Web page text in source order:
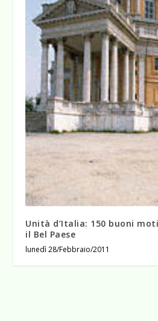
Unità d’Italia: 150 buoni
il Bel Paese
lunedì 28/Febbraio/2011